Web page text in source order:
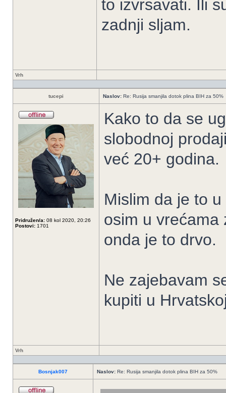
to izvrsavati. Ili
zadnji sljam.
Vrh
tucepi Naslov: Re: Rusija smanjila dotok plina BIH za 50%
Pridružen/a: 08 kol 2020, 20:26
Postovi: 1701
Kako to da se
slobodnoj
već 20+ godina.
Mislim da je to
osim u vrećama
onda je to drvo.
Ne zajebavam
kupiti u
Vrh
Bosnjak007 Naslov: Re: Rusija smanjila dotok plina BIH za 50%